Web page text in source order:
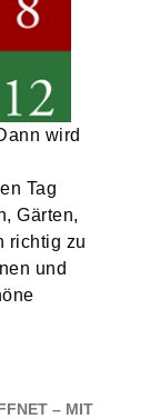
wird
Tag
Gärten,
richtig zu
und
– MIT